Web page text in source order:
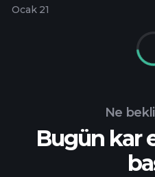
Ocak 21
Ne
Bugün kar